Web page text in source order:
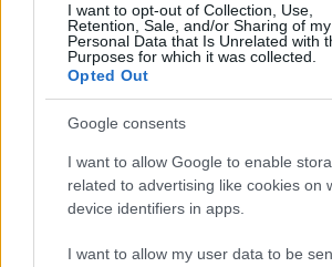
I want to opt-out of Collection, Use,
Retention, Sale, and/or Sharing of my
Personal Data that Is Unrelated with
Purposes for which it was collected.
Opted Out
Google consents
I want to allow Google to enable
related to advertising like cookies on
device identifiers in apps.
I want to allow my user data to be
News Hub UK
Lgbtq News
Investeren 24
NL Newz